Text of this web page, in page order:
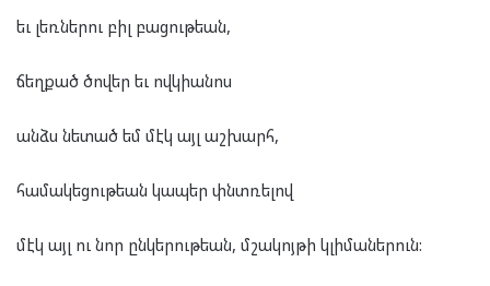
եւ լեռներու բիլ բացութեան,
ճեղքած ծովեր եւ ովկիանոս
անձս նետած եմ մէկ այլ աշխարհ,
համակեցութեան կապեր փնտռելով
մէկ այլ ու նոր ընկերութեան, մշակոյթի կլիմաներուն: